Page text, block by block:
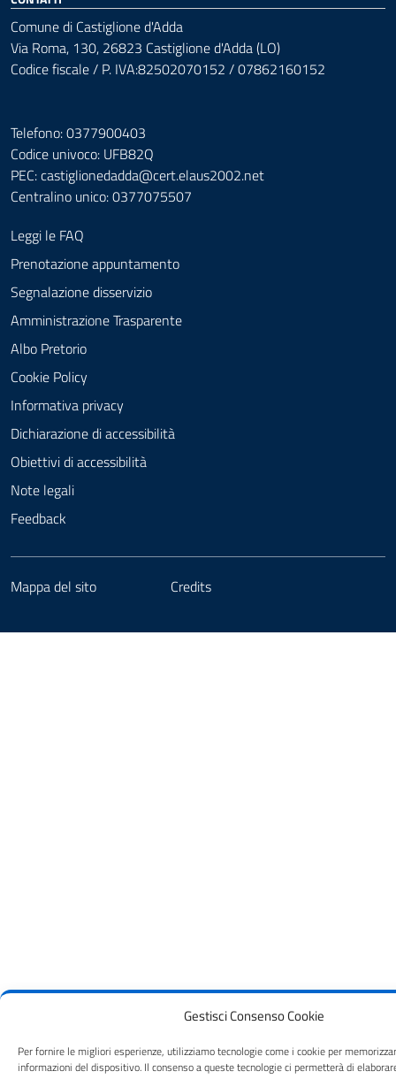
Gestisci Consenso Cookie
Per fornire le migliori esperienze, utilizziamo tecnologie come i cookie per
informazioni del dispositivo. Il consenso a queste tecnologie ci permetterà di
Comune di Castiglione d'Adda
Via Roma, 130, 26823 Castiglione d'Adda (LO)
Codice fiscale / P. IVA:82502070152 / 07862160152
Telefono: 0377900403
Codice univoco: UFB82Q
PEC:castiglionedadda@cert.elaus2002.net
Centralino unico: 0377075507
Leggi le FAQ
Prenotazione appuntamento
Segnalazione disservizio
Amministrazione Trasparente
Albo Pretorio
Cookie Policy
Informativa privacy
Dichiarazione di accessibilità
Obiettivi di accessibilità
Note legali
Feedback
Mappa del sito Credits